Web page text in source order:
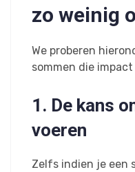
zo weinig
We proberen
sommen die
1. De kans
voeren
Zelfs indien je een